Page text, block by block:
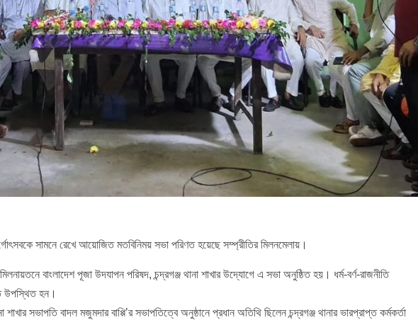
সামনে রেখে আয়োজিত মতবিনিময় সভা পরিণত হয়েছে সম্প্রীতির মিলনমেলায়।
বাংলাদেশ পূজা উদযাপন পরিষদ, চন্দ্রগঞ্জ থানা শাখার উদ্যোগে এ সভা অনুষ্ঠিত হয়। ধর্ম-বর্ণ-রাজনীতি
উপস্থিত হন।
শাখার সভাপতি বাদল মজুমদার বাপ্পি’র সভাপতিত্বে অনুষ্ঠানে প্রধান অতিথি ছিলেন চন্দ্রগঞ্জ থানার ভারপ্রাপ্ত কর্মকর্তা